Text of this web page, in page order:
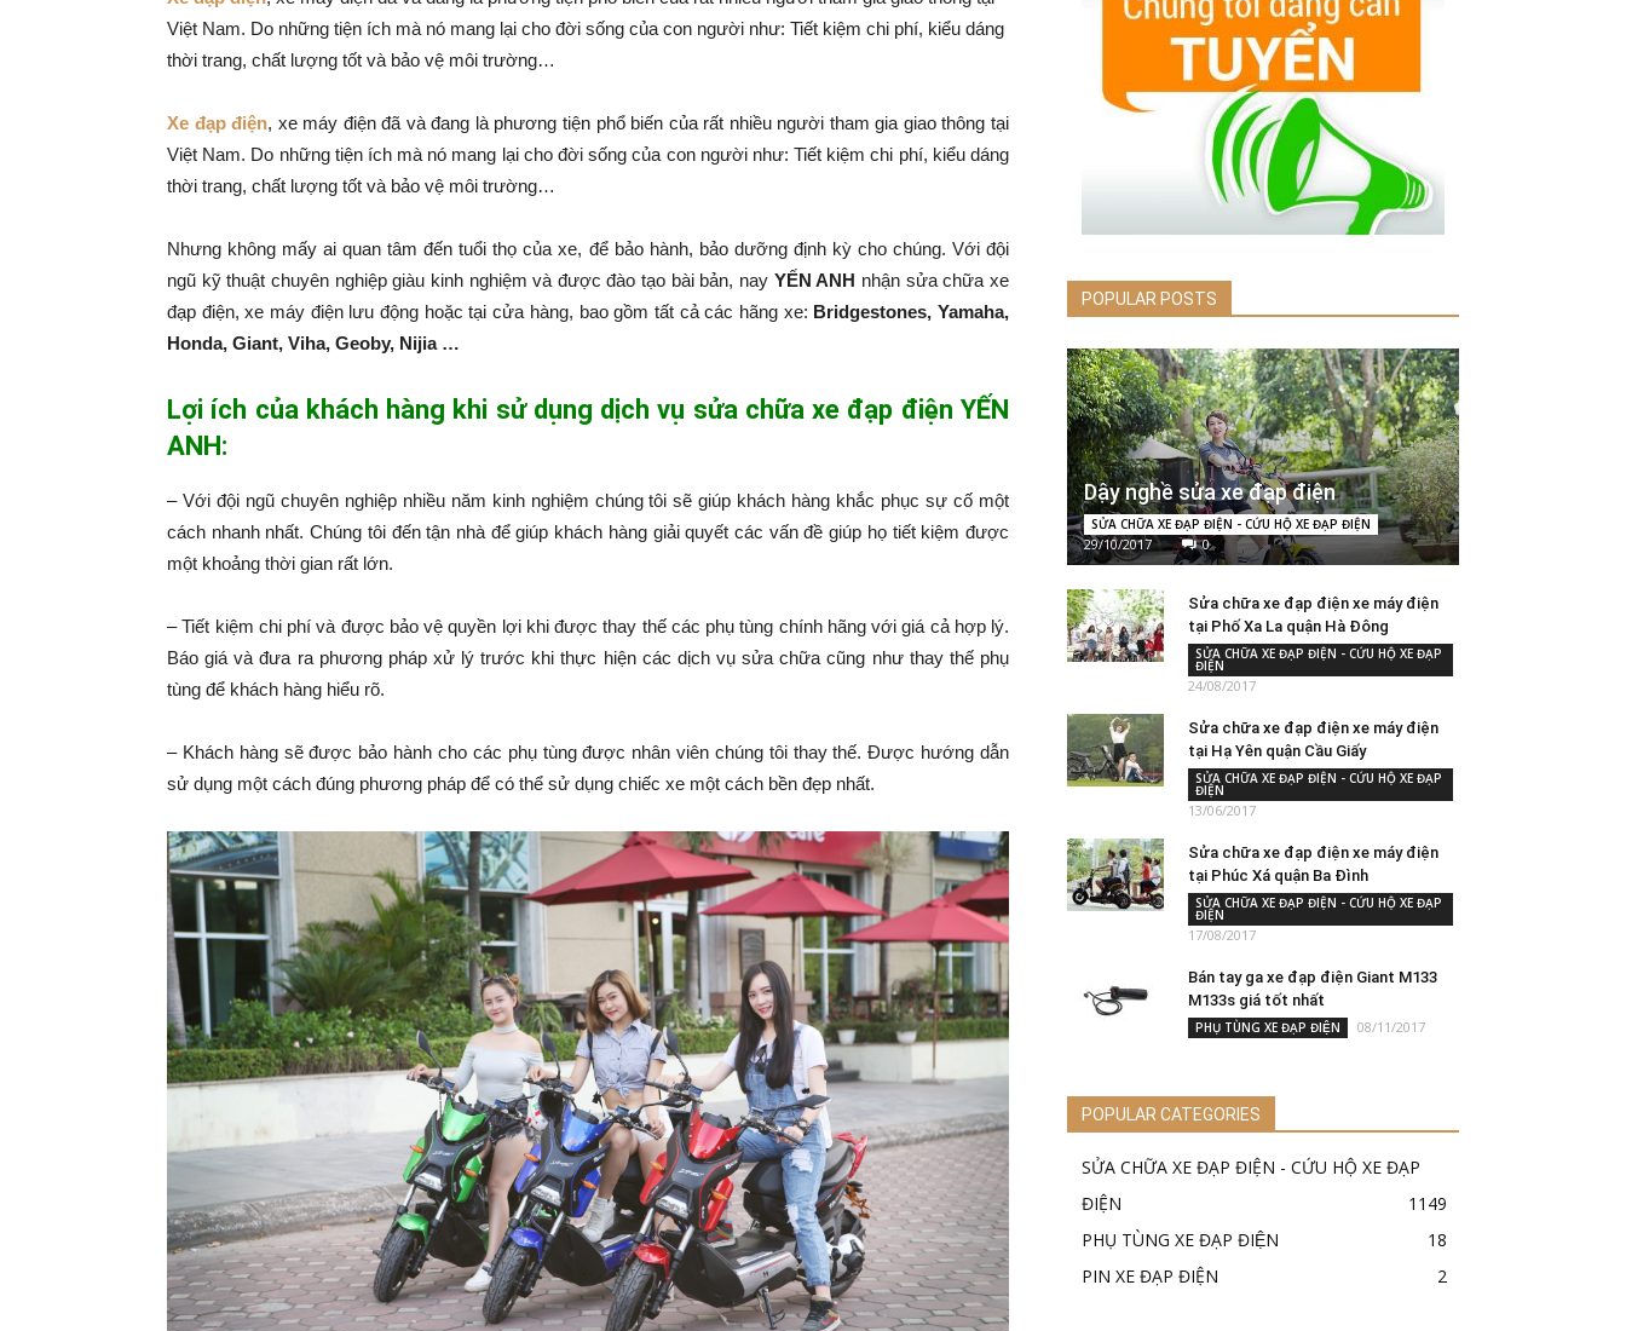
Việt Nam. Do những tiện ích mà nó mang lại cho đời sống của con người như: Tiết kiệm chi phí, kiểu dáng
thời trang, chất lượng tốt và bảo vệ môi trường…
Xe đạp điện, xe máy điện đã và đang là phương tiện phổ biến của rất nhiều người tham gia giao thông tại
Việt Nam. Do những tiện ích mà nó mang lại cho đời sống của con người như: Tiết kiệm chi phí, kiểu dáng
thời trang, chất lượng tốt và bảo vệ môi trường…
Nhưng không mấy ai quan tâm đến tuổi thọ của xe, để bảo hành, bảo dưỡng định kỳ cho chúng. Với đội
ngũ kỹ thuật chuyên nghiệp giàu kinh nghiệm và được đào tạo bài bản, nay YẾN ANH nhận sửa chữa xe
đạp điện, xe máy điện lưu động hoặc tại cửa hàng, bao gồm tất cả các hãng xe: Bridgestones, Yamaha,
Honda, Giant, Viha, Geoby, Nijia …
Lợi ích của khách hàng khi sử dụng dịch vụ sửa chữa xe đạp điện YẾN
ANH:
– Với đội ngũ chuyên nghiệp nhiều năm kinh nghiệm chúng tôi sẽ giúp khách hàng khắc phục sự cố một
cách nhanh nhất. Chúng tôi đến tận nhà để giúp khách hàng giải quyết các vấn đề giúp họ tiết kiệm được
một khoảng thời gian rất lớn.
– Tiết kiệm chi phí và được bảo vệ quyền lợi khi được thay thế các phụ tùng chính hãng với giá cả hợp lý.
Báo giá và đưa ra phương pháp xử lý trước khi thực hiện các dịch vụ sửa chữa cũng như thay thế phụ
tùng để khách hàng hiểu rõ.
– Khách hàng sẽ được bảo hành cho các phụ tùng được nhân viên chúng tôi thay thế. Được hướng dẫn
sử dụng một cách đúng phương pháp để có thể sử dụng chiếc xe một cách bền đẹp nhất.
POPULAR POSTS
Dậy nghề sửa xe đạp điện
SỬA CHỮA XE ĐẠP ĐIỆN - CỨU HỘ XE ĐẠP ĐIỆN
29/10/2017 0
Sửa chữa xe đạp điện xe máy điện
tại Phố Xa La quận Hà Đông
SỬA CHỮA XE ĐẠP ĐIỆN - CỨU HỘ XE ĐẠP
ĐIỆN
24/08/2017
Sửa chữa xe đạp điện xe máy điện
tại Hạ Yên quận Cầu Giấy
SỬA CHỮA XE ĐẠP ĐIỆN - CỨU HỘ XE ĐẠP
ĐIỆN
13/06/2017
Sửa chữa xe đạp điện xe máy điện
tại Phúc Xá quận Ba Đình
SỬA CHỮA XE ĐẠP ĐIỆN - CỨU HỘ XE ĐẠP
ĐIỆN
17/08/2017
Bán tay ga xe đạp điện Giant M133
M133s giá tốt nhất
PHỤ TÙNG XE ĐẠP ĐIỆN 08/11/2017
POPULAR CATEGORIES
SỬA CHỮA XE ĐẠP ĐIỆN - CỨU HỘ XE ĐẠP
ĐIỆN
1149
PHỤ TÙNG XE ĐẠP ĐIỆN
18
PIN XE ĐẠP ĐIỆN
2